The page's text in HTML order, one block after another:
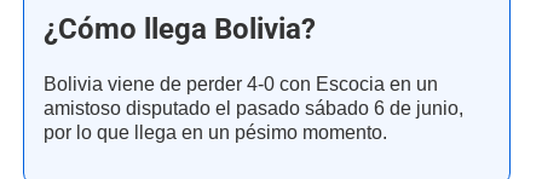
¿Cómo llega Bolivia?
Bolivia viene de perder 4-0 con Escocia en un
amistoso disputado el pasado sábado 6 de junio,
por lo que llega en un pésimo momento.